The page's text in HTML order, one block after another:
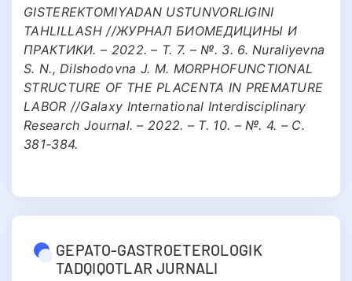
GISTEREKTOMIYADAN USTUNVORLIGINI
TAHLILLASH //ЖУРНАЛ БИОМЕДИЦИНЫ И
ПРАКТИКИ. – 2022. – Т. 7. – №. 3. 6. Nuraliyevna
S. N., Dilshodovna J. M. MORPHOFUNCTIONAL
STRUCTURE OF THE PLACENTA IN PREMATURE
LABOR //Galaxy International Interdisciplinary
Research Journal. – 2022. – Т. 10. – №. 4. – С.
381-384.
GEPATO-GASTROETEROLOGIK
TADQIQOTLAR JURNALI